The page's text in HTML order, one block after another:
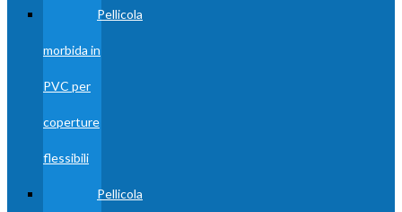
Pellicola
morbida in
PVC per
coperture
flessibili
Pellicola